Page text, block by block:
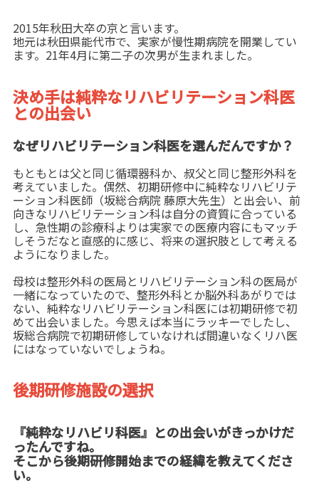
2015年秋田大卒の京と言います。
地元は秋田県能代市で、実家が慢性期病院を開業してい
ます。21年4月に第二子の次男が生まれました。
決め手は純粋なリハビリテーション科医
との出会い
なぜリハビリテーション科医を選んだんですか？
もともとは父と同じ循環器科か、叔父と同じ整形外科を
考えていました。偶然、初期研修中に純粋なリハビリテ
ーション科医師（坂総合病院 藤原大先生）と出会い、前
向きなリハビリテーション科は自分の資質に合っている
し、急性期の診療科よりは実家での医療内容にもマッチ
しそうだなと直感的に感じ、将来の選択肢として考える
ようになりました。
母校は整形外科の医局とリハビリテーション科の医局が
一緒になっていたので、整形外科とか脳外科あがりでは
ない、純粋なリハビリテーション科医には初期研修で初
めて出会いました。今思えば本当にラッキーでしたし、
坂総合病院で初期研修していなければ間違いなくリハ医
にはなっていないでしょうね。
後期研修施設の選択
『純粋なリハビリ科医』との出会いがきっかけだ
ったんですね。
そこから後期研修開始までの経緯を教えてくださ
い。